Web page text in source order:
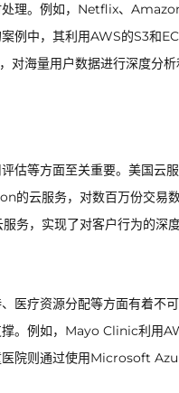
处理。例如，Netflix、
中，其利用AWS的S3和
海量用户数据进行深度分
估等方面至关重要。美国云
的云服务，对数百万份交易
，实现了对客户行为的深度
医疗资源分配等方面有着不
。例如，Mayo Clinic利用
院则通过使用Microsoft